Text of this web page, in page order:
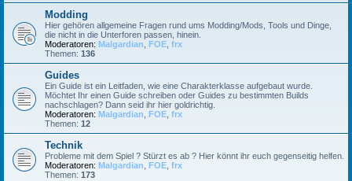
Modding
Hier gehören allgemeine Fragen rund ums Modding/Mods, Tools und Dinge,
die nicht in die Unterforen passen, hinein.
Moderatoren: Malgardian FOE frx
Themen: 136
Guides
Ein Guide ist ein Leitfaden, wie eine Charakterklasse aufgebaut wurde.
Möchtet Ihr einen Guide schreiben oder Guides zu bestimmten Builds
nachschlagen? Dann seid ihr hier goldrichtig.
Moderatoren: Malgardian FOE frx
Themen: 12
Technik
Probleme mit dem Spiel ? Stürzt es ab ? Hier könnt ihr euch gegenseitig helfen.
Moderatoren: Malgardian FOE frx
Themen: 173